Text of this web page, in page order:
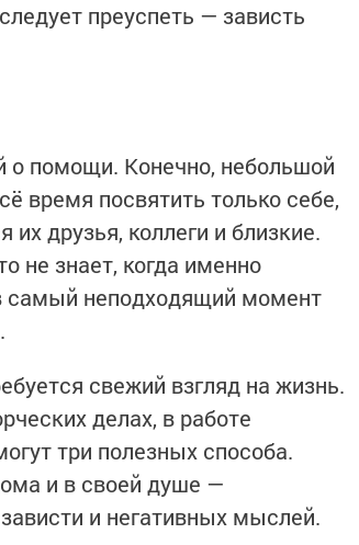
преуспеть — зависть
о помощи. Конечно, небольшой
время посвятить только себе,
друзья, коллеги и близкие.
не знает, когда именно
самый неподходящий момент
свежий взгляд на жизнь.
делах, в работе
три полезных способа.
и в своей душе —
и негативных мыслей.